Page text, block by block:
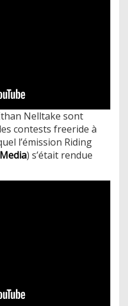
Nelltake sont
contests freeride à
l’émission Riding
) s’était rendue